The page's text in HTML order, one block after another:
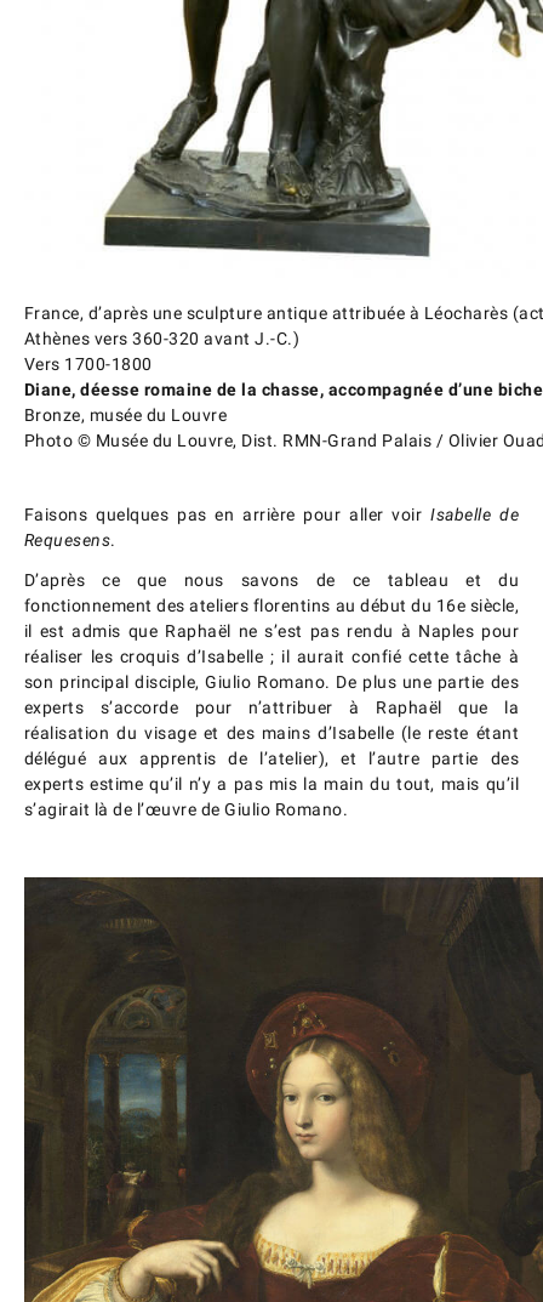
France, d’après une sculpture antique attribuée à Léocharès
Athènes vers 360-320 avant J.-C.)
Vers 1700-1800
Diane, déesse romaine de la chasse, accompagnée d’une biche
Bronze, musée du Louvre
Photo © Musée du Louvre, Dist. RMN-Grand Palais / Olivier
Faisons quelques pas en arrière pour aller voirIsabelle de
Requesens.
D’après ce que nous savons de ce tableau et du
fonctionnement des ateliers florentins au début du 16e siècle,
il est admis que Raphaël ne s’est pas rendu à Naples pour
réaliser les croquis d’Isabelle ; il aurait confié cette tâche à
son principal disciple, Giulio Romano. De plus une partie des
experts s’accorde pour n’attribuer à Raphaël que la
réalisation du visage et des mains d’Isabelle (le reste étant
délégué aux apprentis de l’atelier), et l’autre partie des
experts estime qu’il n’y a pas mis la main du tout, mais qu’il
s’agirait là de l’œuvre de Giulio Romano.